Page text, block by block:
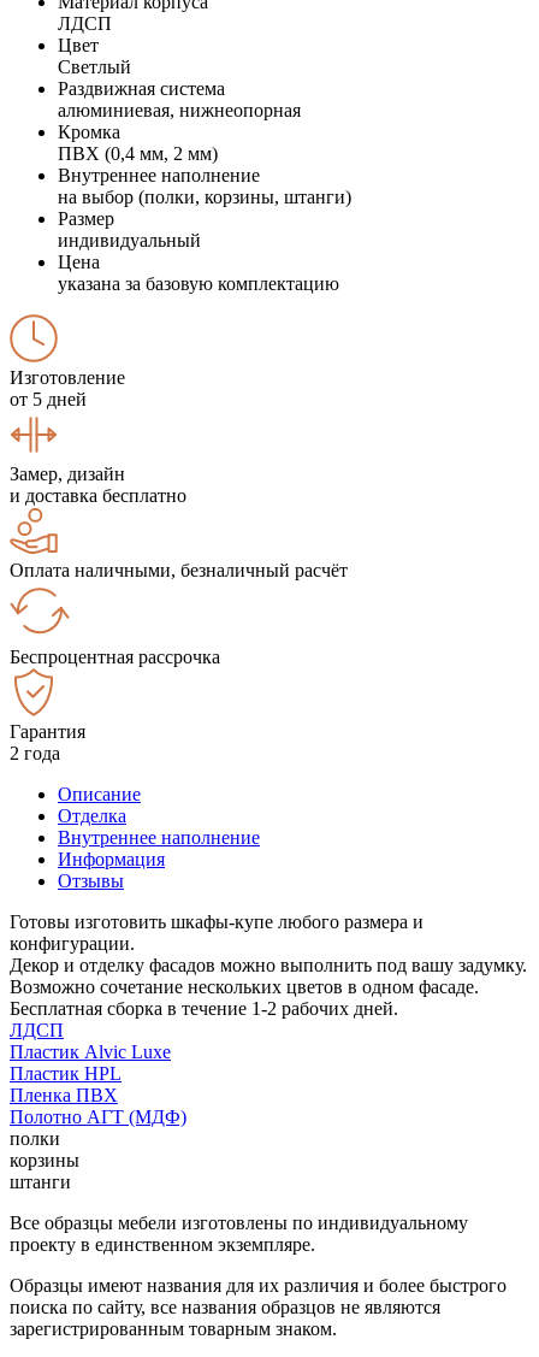
ЛДСП
Цвет
Светлый
Раздвижная система
алюминиевая, нижнеопорная
Кромка
ПВХ (0,4 мм, 2 мм)
Внутреннее наполнение
на выбор (полки, корзины, штанги)
Размер
индивидуальный
Цена
указана за базовую комплектацию
Изготовление
от 5 дней
Замер, дизайн
и доставка бесплатно
Оплата наличными, безналичный расчёт
Беспроцентная рассрочка
Гарантия
2 года
Описание
Отделка
Внутреннее наполнение
Информация
Отзывы
Готовы изготовить шкафы-купе любого размера и
конфигурации.
Декор и отделку фасадов можно выполнить под вашу задумку.
Возможно сочетание нескольких цветов в одном фасаде.
Бесплатная сборка в течение 1-2 рабочих дней.
ЛДСП
Пластик Alvic Luxe
Пластик HPL
Пленка ПВХ
Полотно АГТ (МДФ)
полки
корзины
штанги
Все образцы мебели изготовлены по индивидуальному
проекту в единственном экземпляре.
Образцы имеют названия для их различия и более быстрого
поиска по сайту, все названия образцов не являются
зарегистрированным товарным знаком.